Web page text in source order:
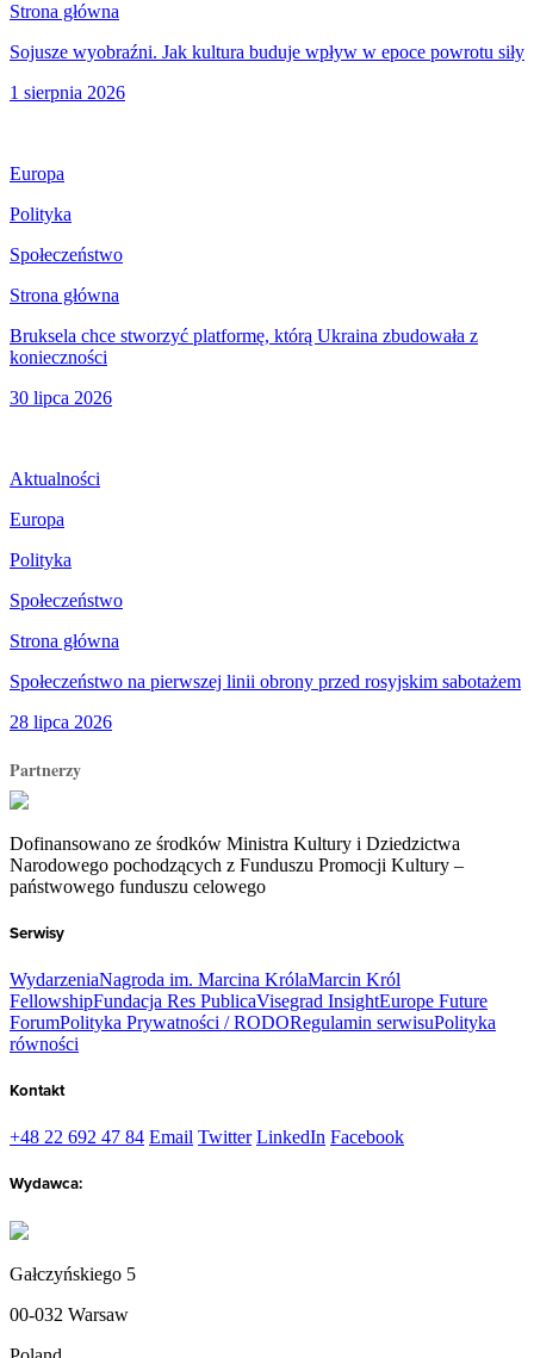
Strona główna
Sojusze wyobraźni. Jak kultura buduje wpływ w epoce powrotu siły
1 sierpnia 2026
Europa
Polityka
Społeczeństwo
Strona główna
Bruksela chce stworzyć platformę, którą Ukraina zbudowała z
konieczności
30 lipca 2026
Aktualności
Europa
Polityka
Społeczeństwo
Strona główna
Społeczeństwo na pierwszej linii obrony przed rosyjskim sabotażem
28 lipca 2026
Partnerzy
Dofinansowano ze środków Ministra Kultury i Dziedzictwa
Narodowego pochodzących z Funduszu Promocji Kultury –
państwowego funduszu celowego
Serwisy
WydarzeniaNagroda im. Marcina KrólaMarcin Król
FellowshipFundacja Res PublicaVisegrad InsightEurope Future
ForumPolityka Prywatności / RODORegulamin serwisuPolityka
równości
Kontakt
+48 22 692 47 84 Email Twitter LinkedIn Facebook
Wydawca:
Gałczyńskiego 5
00-032 Warsaw